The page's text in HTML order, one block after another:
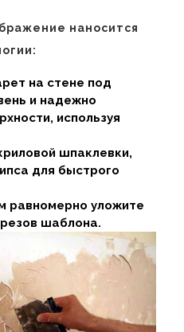
наносится
на стене под
и надежно
используя
шпаклевки,
для быстрого
равномерно уложите
шаблона.